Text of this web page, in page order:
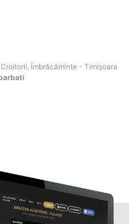
Îmbrăcăminte - Timişoara